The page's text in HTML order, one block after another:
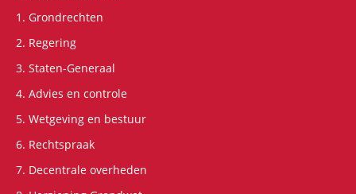
1. Grondrechten
2. Regering
3. Staten-Generaal
4. Advies en controle
5. Wetgeving en bestuur
6. Rechtspraak
7. Decentrale overheden